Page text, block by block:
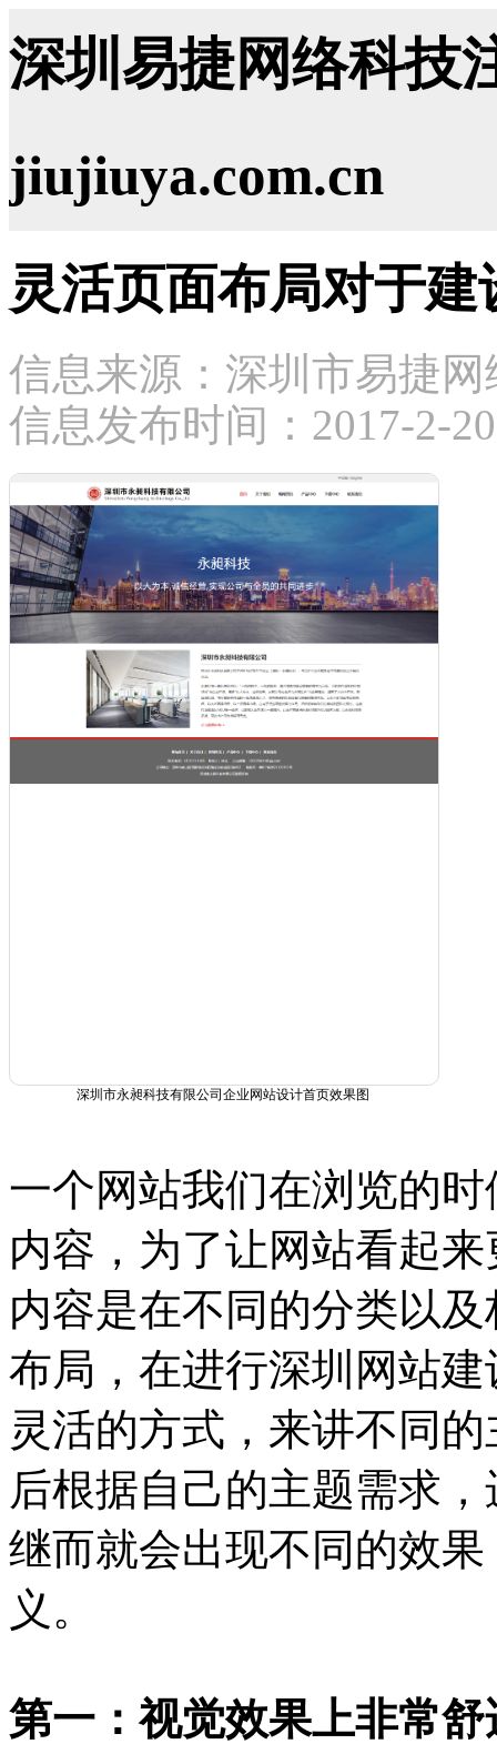
深圳易捷网络科技
jiujiuya.com.cn
灵活页面布局对于
信息来源：深圳市易捷
信息发布时间：2017-2-
深圳市永昶科技有限公司企业网站设计首页效果图
一个网站我们在浏览的
内容，为了让网站看起
内容是在不同的分类以
布局，在进行深圳网站
灵活的方式，来讲不同
后根据自己的主题需求
继而就会出现不同的效
义。
第一：视觉效果上非常舒